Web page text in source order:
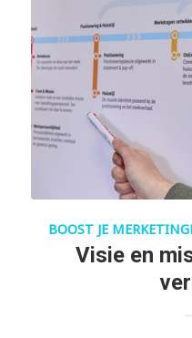
BOOST JE
Visie en